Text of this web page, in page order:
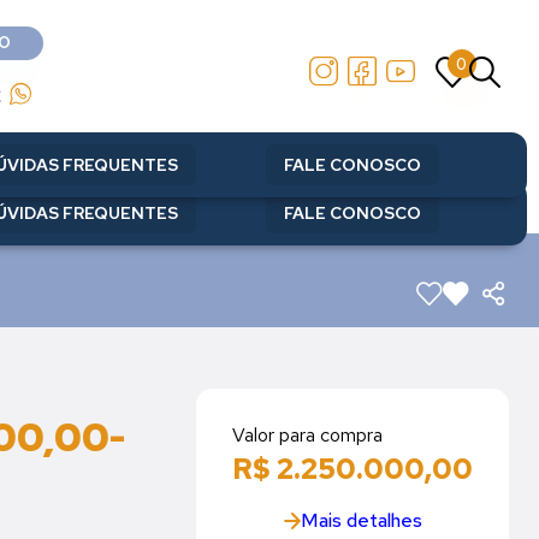
0
FREQUENTES FALE CONOSCO
0
FREQUENTES FALE CONOSCO
Valor para compra
R$ 2.250.000,00
Mais detalhes